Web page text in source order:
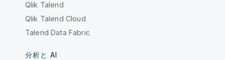
Qlik Talend
Qlik Talend Cloud
Talend Data Fabric
分析と AI